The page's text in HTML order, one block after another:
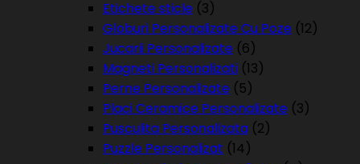
Etichete sticle (3)
Globuri Personalizate Cu Poze (12)
Jucarii Personalizate (6)
Magneti Personalizati (13)
Perne Personalizate (5)
Placi Ceramice Personalizate (3)
Pusculita Personalizata (2)
Puzzle Personalizat (14)